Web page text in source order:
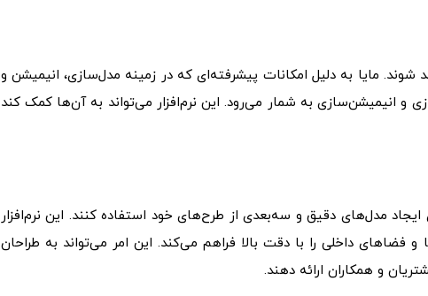
شوند. مایا به دلیل امکانات پیشرفته‌ای که در زمینه مدل‌سازی، انیمیشن و
و انیمیشن‌سازی به شمار می‌رود. این نرم‌افزار می‌تواند به آن‌ها کمک کند
مدل‌های دقیق و سه‌بعدی از طرح‌های خود استفاده کنند. این نرم‌افزار
داخلی را با دقت بالا فراهم می‌کند. این امر می‌تواند به طراحان
و همکاران ارائه دهند.